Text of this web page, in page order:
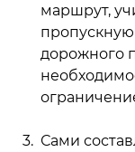
маршрут,
пропускную
дорожного
Сами